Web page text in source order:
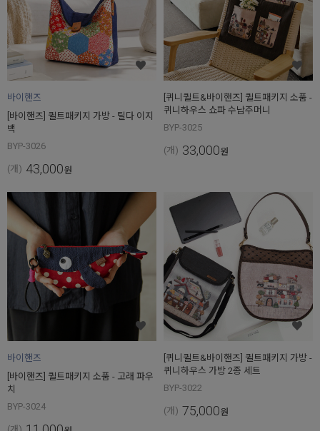
바이핸즈
[바이핸즈] 퀼트패키지 가방 - 틸다 이지
백
BYP-3026
(개) 43,000원
[퀴니퀼트&바이핸즈] 퀼트패키지 소품 -
퀴니하우스 쇼파 수납주머니
BYP-3025
(개) 33,000원
바이핸즈
[바이핸즈] 퀼트패키지 소품 - 고래 파우
치
BYP-3024
[퀴니퀼트&바이핸즈] 퀼트패키지 가방 -
퀴니하우스 가방 2종 세트
BYP-3022
(개) 75,000원